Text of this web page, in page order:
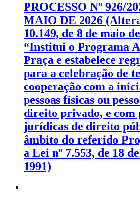
PROCESSO Nº 926/
MAIO DE 2026
10.149, de 8 de maio
“Institui o Programa
Praça e estabelece
para a celebração de
cooperação com a
pessoas físicas ou
direito privado, e com
jurídicas de direito
âmbito do referido
a Lei nº 7.553, de 18
1991)